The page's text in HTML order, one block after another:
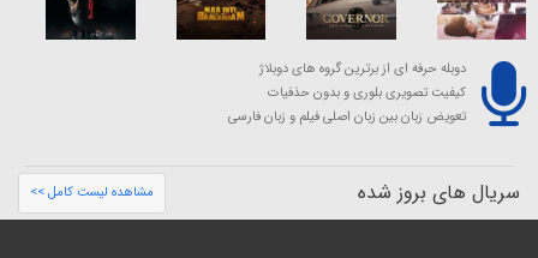
دوبله حرفه ای از برترین گروه های دوبلاژ
کیفیت تصویری بلوری و بدون حذفیات
تعویض زبان بین زبان اصلی فیلم و زبان فارسی
سریال های بروز شده مشاهده لیست کامل >>